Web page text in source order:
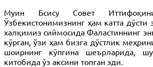
Муин Бсису Совет
Ўзбекистонимизнинг ҳам катта дўсти
халқимиз сиймосида Фаластиннинг
кўрган, ўзи ҳам бизга дўстлик
шоирнинг кўпгина шеърларида,
китобида ўз аксини топган эди.